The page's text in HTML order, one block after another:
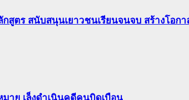
ตร สนับสนุนเยาวชนเรียนจนจบ สร้างโอกา
าย เล็งดำเนินคดีคนบิดเบือน